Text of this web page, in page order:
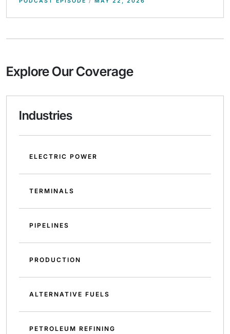
Explore Our Coverage
Industries
ELECTRIC POWER
TERMINALS
PIPELINES
PRODUCTION
ALTERNATIVE FUELS
PETROLEUM REFINING